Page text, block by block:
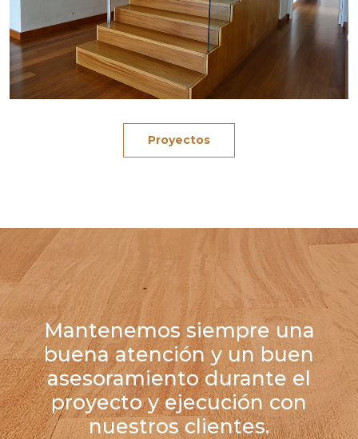
Proyectos
Mantenemos siempre una
buena atención y un buen
asesoramiento durante el
proyecto y ejecución con
nuestros clientes.